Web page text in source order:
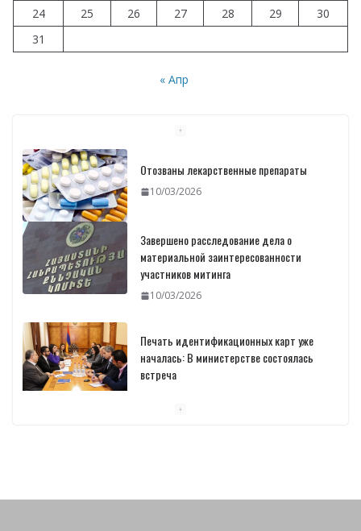
24
25 26 27 28 29
30
31
« Апр
Отозваны лекарственные препараты
10/03/2026
Завершено расследование дела о
материальной заинтересованности
участников митинга
10/03/2026
Печать идентификационных карт уже
началась: В министерстве состоялась
встреча